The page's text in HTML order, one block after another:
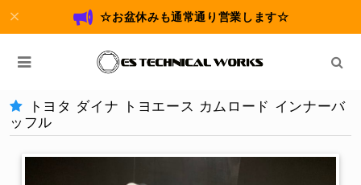
☆お盆休みも通常通り営業します☆
トヨタ ダイナ トヨエース カムロード インナーバ
ッフル